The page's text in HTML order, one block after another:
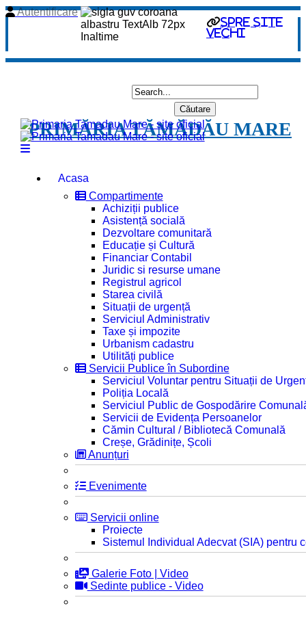
spre site
vechi
Autentificare
PRIMĂRIA TĂMĂDĂU MARE
Acasa
Compartimente
Achiziții publice
Asistență socială
Dezvoltare comunitară
Educație și Cultură
Financiar Contabil
Juridic si resurse umane
Registrul agricol
Starea civilă
Situații de urgență
Serviciul Administrativ
Taxe și impozite
Urbanism cadastru
Utilități publice
Servicii Publice în Subordine
Serviciul Voluntar pentru Situații de
Poliția Locală
Serviciul Public de Gospodărire
Servicii de Evidența Persoanelor
Cămin Cultural / Bibliotecă Comunală
Creșe, Grădinițe, Școli
Anunțuri
Evenimente
Servicii online
Proiecte
Sistemul Individual Adecvat (SIA) pentru
Galerie Foto | Video
Sedinte publice - Video